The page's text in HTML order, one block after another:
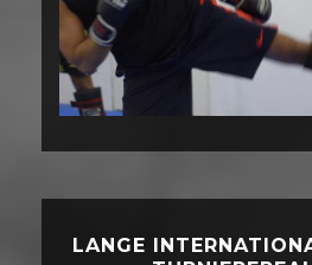
LANGE